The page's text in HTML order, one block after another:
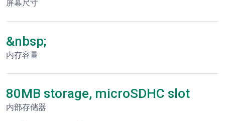
屏幕尺寸
&nbsp;
内存容量
80MB storage, microSDHC slot
内部存储器